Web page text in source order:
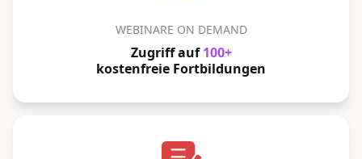
WEBINARE ON DEMAND
Zugriff auf100+
kostenfreie Fortbildungen